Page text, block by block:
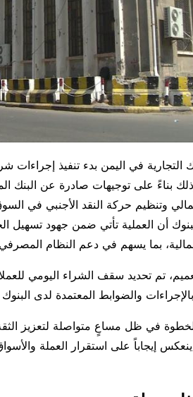
التجارية في اليمن بدء تنفيذ إجراءات
بناءً على توجيهات صادرة عن البنك
وتنظيم حركة النقد الأجنبي في
أن العملية تأتي ضمن جهود تسهيل
بما يسهم في دعم النظام
بالإجراءات والضوابط المعتمدة لدى
في ظل مساعٍ متواصلة لتعزيز
ينعكس إيجاباً على استقرار العملة